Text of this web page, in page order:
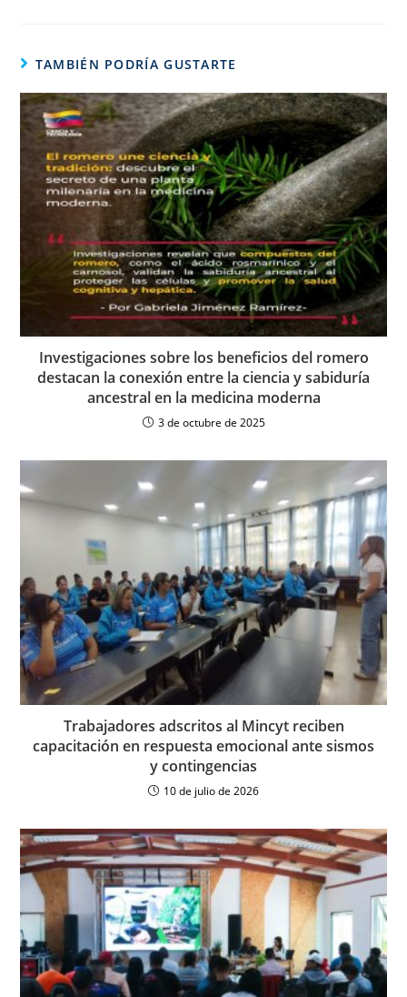
TAMBIÉN PODRÍA GUSTARTE
Investigaciones sobre los beneficios del romero
destacan la conexión entre la ciencia y sabiduría
ancestral en la medicina moderna
3 de octubre de 2025
Trabajadores adscritos al Mincyt reciben
capacitación en respuesta emocional ante sismos
y contingencias
10 de julio de 2026